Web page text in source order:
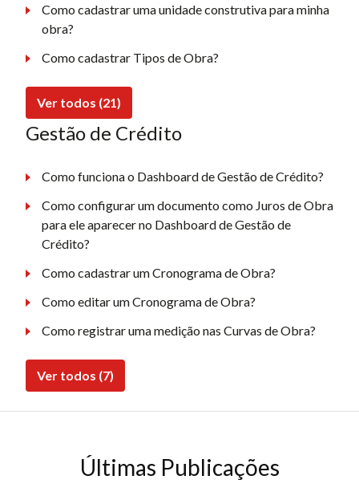
Como cadastrar uma unidade construtiva para minha
obra?
Como cadastrar Tipos de Obra?
Ver todos (21)
Gestão de Crédito
Como funciona o Dashboard de Gestão de Crédito?
Como configurar um documento como Juros de Obra
para ele aparecer no Dashboard de Gestão de
Crédito?
Como cadastrar um Cronograma de Obra?
Como editar um Cronograma de Obra?
Como registrar uma medição nas Curvas de Obra?
Ver todos (7)
Últimas Publicações